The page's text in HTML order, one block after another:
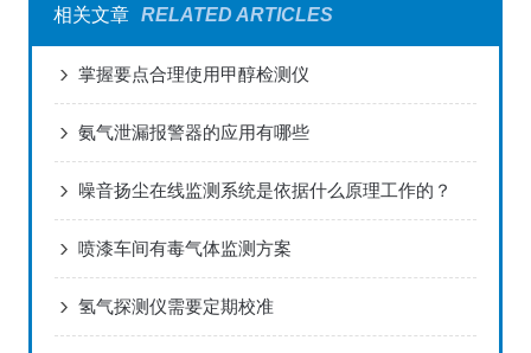
相关文章 RELATED ARTICLES
掌握要点合理使用甲醇检测仪
氨气泄漏报警器的应用有哪些
噪音扬尘在线监测系统是依据什么原理工作的？
喷漆车间有毒气体监测方案
氢气探测仪需要定期校准